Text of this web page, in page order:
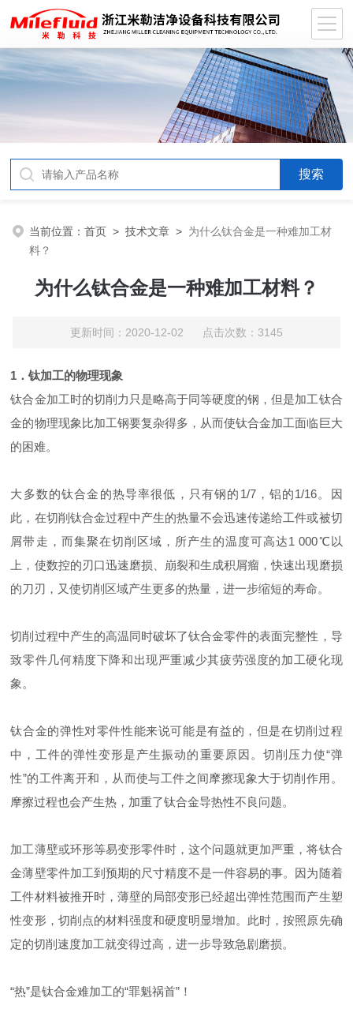
当前位置：首页 >技术文章 > 为什么钛合金是一种难加工材
料？
为什么钛合金是一种难加工材料？
更新时间：2020-12-02 点击次数：3145
1．钛加工的物理现象
钛合金加工时的切削力只是略高于同等硬度的钢，但是加工钛合
金的物理现象比加工钢要复杂得多，从而使钛合金加工面临巨大
的困难。
大多数的钛合金的热导率很低，只有钢的1/7，铝的1/16。因
此，在切削钛合金过程中产生的热量不会迅速传递给工件或被切
屑带走，而集聚在切削区域，所产生的温度可高达1 000℃以
上，使数控的刃口迅速磨损、崩裂和生成积屑瘤，快速出现磨损
的刀刃，又使切削区域产生更多的热量，进一步缩短的寿命。
切削过程中产生的高温同时破坏了钛合金零件的表面完整性，导
致零件几何精度下降和出现严重减少其疲劳强度的加工硬化现
象。
钛合金的弹性对零件性能来说可能是有益的，但是在切削过程
中，工件的弹性变形是产生振动的重要原因。切削压力使“弹
性”的工件离开和，从而使与工件之间摩擦现象大于切削作用。
摩擦过程也会产生热，加重了钛合金导热性不良问题。
加工薄壁或环形等易变形零件时，这个问题就更加严重，将钛合
金薄壁零件加工到预期的尺寸精度不是一件容易的事。因为随着
工件材料被推开时，薄壁的局部变形已经超出弹性范围而产生塑
性变形，切削点的材料强度和硬度明显增加。此时，按照原先确
定的切削速度加工就变得过高，进一步导致急剧磨损。
“热”是钛合金难加工的“罪魁祸首”！